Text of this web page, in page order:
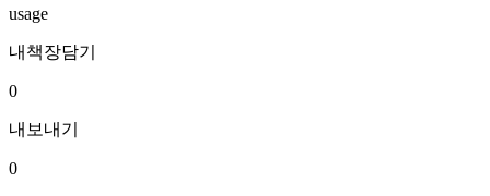
usage
내책장담기
0
내보내기
0